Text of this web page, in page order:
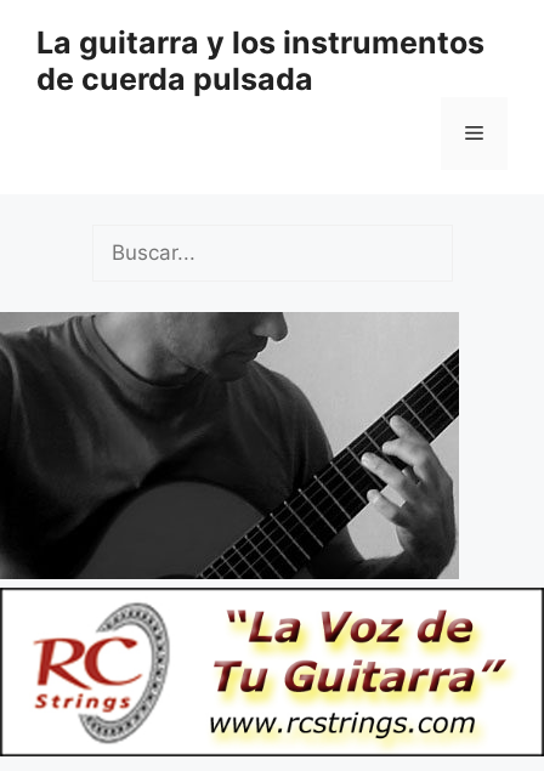
contenido
La guitarra y los instrumentos
de cuerda pulsada
Menú